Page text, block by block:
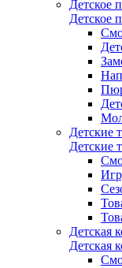
Детское
Детское
Детские
Детские
Детская
Детская